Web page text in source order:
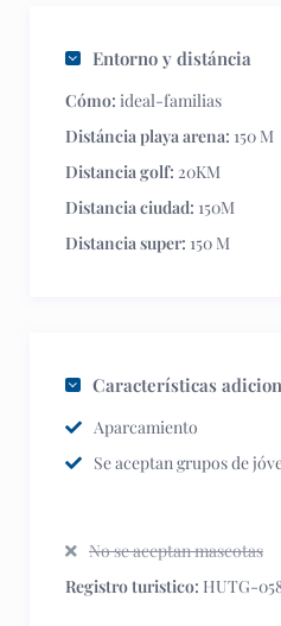
Entorno y distáncia
Cómo: ideal-familias
Distáncia playa arena: 150 M
Distancia golf: 20KM
Distancia ciudad: 150M
Distancia super: 150 M
Características
Aparcamiento
Se aceptan grupos de
No se aceptan mascotas
Registro turistico: HUTG-